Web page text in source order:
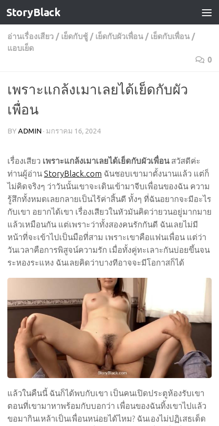
Skip to content
StoryBlack
อ่านเรื่องเสียว / เย็ดกับชู้ / เย็ดกับผัวเพื่อน / เย็ดกับเพื่อน /
แอบเย็ด
0
เพราะแกล้งเมาเลยได้เย็ดกับผัว
เพื่อน
BYADMIN · มกราคม 16, 2024
เรื่องเสียว เพราะแกล้งเมาเลยได้เย็ดกับผัวเพื่อนสวัสดีค่ะ
ท่านผู้อ่าน StoryBlack.com ฉันชอบเขามาตั้งนานแล้ว แต่ก็
ไม่คิดจริงๆ ว่าวันนั้นเขาจะเดินเข้ามาจีบเพื่อนของฉัน ความ
รู้สึกทั้งหมดเลยกลายเป็นไร้ค่าสิ้นดี ทั้งๆ ที่ฉันอยากจะมีอะไร
กับเขา อยากได้เขา เรื่องเสียวในหัวมันคิดว่ายวนอยู่มากมาย
แล้วเหมือนกัน แต่เพราะว่าทั้งสองคนรักกันดี ฉันเลยไม่มี
หน้าที่จะเข้าไปเป็นมือที่สาม เพราะเขาคือแฟนเพื่อน แต่ว่า
วันเวลาคือการพิสูจน์ความรัก เมื่อทั้งคู่ทะเลาะกันบ่อยขึ้นจน
ระหองระแหง ฉันเลยคิดว่าบางทีอาจจะมีโอกาสก็ได้
แล้วในคืนนี้ ฉันก็ได้พบกับเขา เป็นคนเปิดประตูห้องรับเขา
ตอนที่เขามาหาพร้อมกับบอกว่า เพื่อนของฉันทิ้งเขาไปแล้ว
ขอมากินเหล้าเป็นเพื่อนหน่อยได้ไหม? ฉันเองไม่ปฏิเสธเด็ด